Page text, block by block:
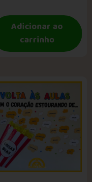
Adicionar ao
carrinho